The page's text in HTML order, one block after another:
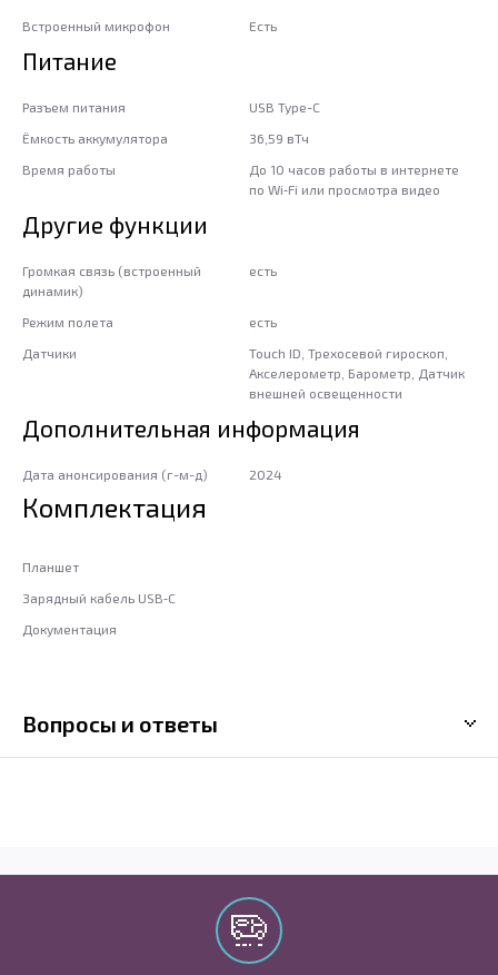
Встроенный микрофон Есть
Питание
Разъем питания
USB Type-C
Ёмкость аккумулятора
36,59 вТч
Время работы
До 10 часов работы в интернете
по Wi‑Fi или просмотра видео
Другие функции
Громкая связь (встроенный
динамик)
есть
Режим полета
есть
Датчики
Touch ID, Трехосевой гироскоп,
Акселерометр, Барометр, Датчик
внешней освещенности
Дополнительная информация
Дата анонсирования (г-м-д) 2024
Комплектация
Планшет
Зарядный кабель USB‑C
Документация
Вопросы и ответы